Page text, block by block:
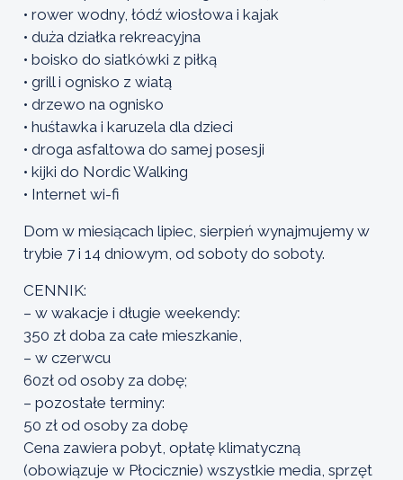
• rower wodny, łódź wiosłowa i kajak
• duża działka rekreacyjna
• boisko do siatkówki z piłką
• grill i ognisko z wiatą
• drzewo na ognisko
• huśtawka i karuzela dla dzieci
• droga asfaltowa do samej posesji
• kijki do Nordic Walking
• Internet wi-fi
Dom w miesiącach lipiec, sierpień wynajmujemy w
trybie 7 i 14 dniowym, od soboty do soboty.
CENNIK:
– w wakacje i długie weekendy:
350 zł doba za całe mieszkanie,
– w czerwcu
60zł od osoby za dobę;
– pozostałe terminy:
50 zł od osoby za dobę
Cena zawiera pobyt, opłatę klimatyczną
(obowiązuje w Płocicznie) wszystkie media, sprzęt